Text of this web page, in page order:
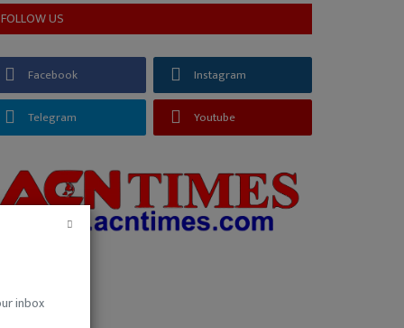
inbox
FOLLOW US
Facebook Instagram
Telegram Youtube